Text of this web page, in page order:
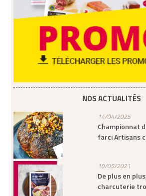
NOS ACTUALITÉS
14/04/2025
Championnat
farci Artisans
10/05/2021
De plus en
charcuterie